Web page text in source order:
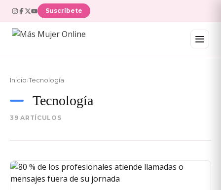
Suscríbete
Inicio›Tecnología
Tecnología
39 ARTÍCULOS